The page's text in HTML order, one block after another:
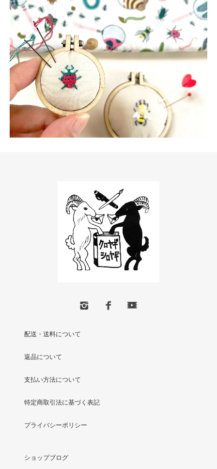
配送・送料について
返品について
支払い方法について
特定商取引法に基づく表記
プライバシーポリシー
ショップブログ